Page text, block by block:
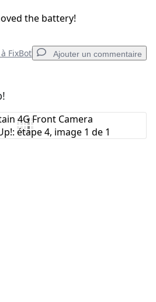
the battery!
FixBot Ajouter un commentaire
un commentaire